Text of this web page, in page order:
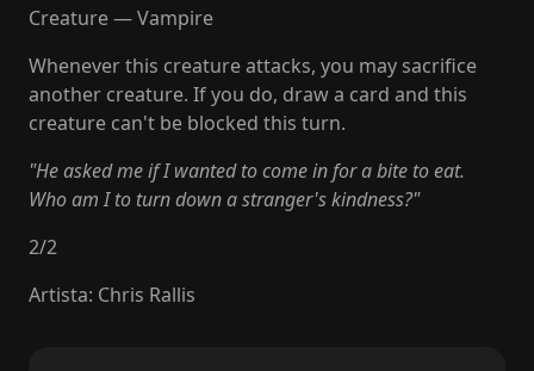
Creature — Vampire
Whenever this creature attacks, you may sacrifice
another creature. If you do, draw a card and this
creature can't be blocked this turn.
"He asked me if I wanted to come in for a bite to eat.
Who am I to turn down a stranger's kindness?"
2/2
Artista: Chris Rallis